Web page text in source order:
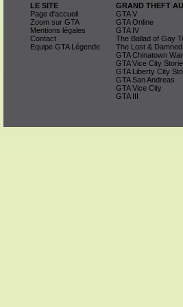
LE SITE
Page d'accueil
Zoom sur GTA
Mentions légales
Contact
Equipe GTA Légende
GRAND THEFT
GTA V
GTA Online
GTA IV
The Ballad of Gay
The Lost & Damned
GTA Chinatown
GTA Vice City
GTA Liberty City
GTA San Andreas
GTA Vice City
GTA III